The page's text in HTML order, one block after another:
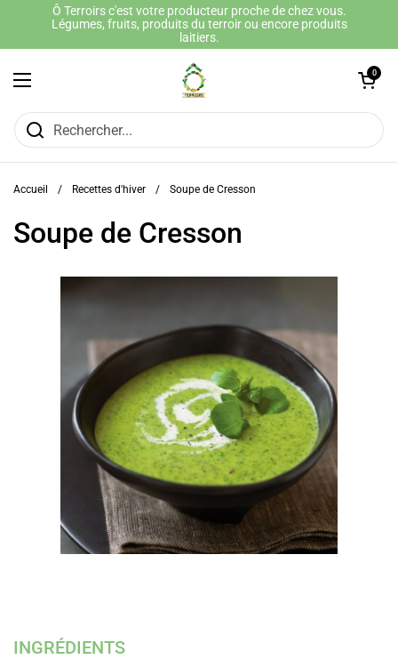
Passer au contenuÔ Terroirs c'est votre producteur proche de chez vous.
Légumes, fruits, produits du terroir ou encore produits
laitiers.
Ouvrir le menu
Ouvrir le
0
Accueil / Recettes d'hiver / Soupe de Cresson
Soupe de Cresson
INGRÉDIENTS